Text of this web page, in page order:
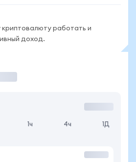
работать и
доход.
1ч 4ч 1Д